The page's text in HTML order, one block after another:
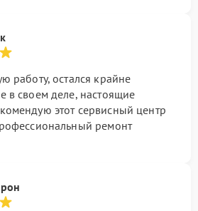
работу, остался крайне
в своем деле, настоящие
этот сервисный центр
ремонт